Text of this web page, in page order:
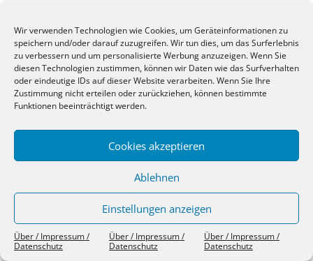
Wir verwenden Technologien wie Cookies, um Geräteinformationen zu
speichern und/oder darauf zuzugreifen. Wir tun dies, um das Surferlebnis
zu verbessern und um personalisierte Werbung anzuzeigen. Wenn Sie
diesen Technologien zustimmen, können wir Daten wie das Surfverhalten
oder eindeutige IDs auf dieser Website verarbeiten. Wenn Sie Ihre
Zustimmung nicht erteilen oder zurückziehen, können bestimmte
Funktionen beeinträchtigt werden.
Cookies akzeptieren
Ablehnen
Einstellungen anzeigen
Über / Impressum /
Datenschutz
Über / Impressum /
Datenschutz
Über / Impressum /
Datenschutz
Über / Impressum / Datenschutz Stolz präsentiert von WordPress